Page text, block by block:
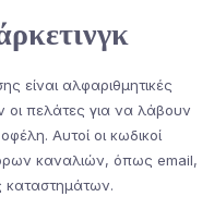
είναι αλφαριθμητικές
πελάτες για να λάβουν
Αυτοί οι κωδικοί
καναλιών, όπως email,
καταστημάτων.